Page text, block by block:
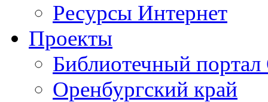
Ресурсы Интернет
Проекты
Библиотечный портал
Оренбургский край